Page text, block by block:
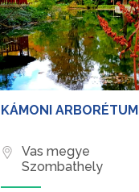
KÁMONI ARBORÉTUM
Vas megye
Szombathely